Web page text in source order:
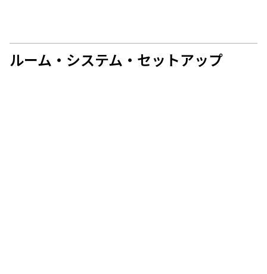
ルーム・システム・セットアップ